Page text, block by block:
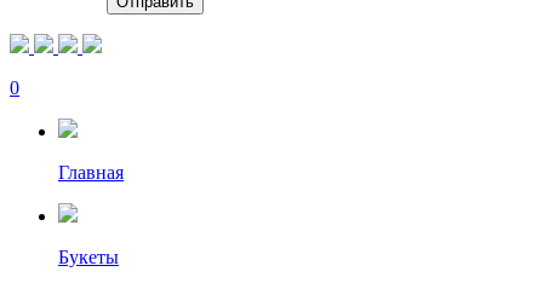
0
Главная
Букеты